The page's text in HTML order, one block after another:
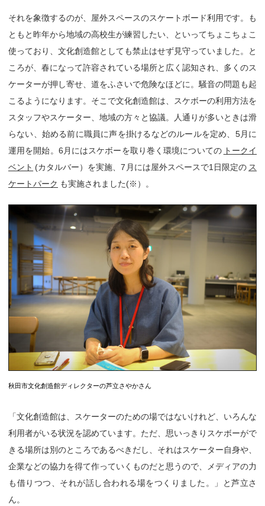
それを象徴するのが、屋外スペースのスケートボード利用です。も
ともと昨年から地域の高校生が練習したい、といってちょこちょこ
使っており、文化創造館としても禁止はせず見守っていました。と
ころが、春になって許容されている場所と広く認知され、多くのス
ケーターが押し寄せ、道をふさいで危険なほどに。騒音の問題も起
こるようになります。そこで文化創造館は、スケボーの利用方法を
スタッフやスケーター、地域の方々と協議。人通りが多いときは滑
らない、始める前に職員に声を掛けるなどのルールを定め、5月に
運用を開始。6月にはスケボーを取り巻く環境についての トークイ
ベント (カタルバー）を実施、7月には屋外スペースで1日限定の ス
ケートパーク も実施されました(※）。
秋田市文化創造館ディレクターの芦立さやかさん
「文化創造館は、スケーターのための場ではないけれど、いろんな
利用者がいる状況を認めています。ただ、思いっきりスケボーがで
きる場所は別のところであるべきだし、それはスケーター自身や、
企業などの協力を得て作っていくものだと思うので、メディアの力
も借りつつ、それが話し合われる場をつくりました。」と芦立さ
ん。